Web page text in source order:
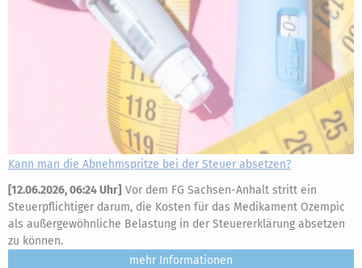
Kann man die Abnehmspritze bei der Steuer absetzen?
[12.06.2026, 06:24 Uhr] Vor dem FG Sachsen-Anhalt stritt ein
Steuerpflichtiger darum, die Kosten für das Medikament Ozempic
als außergewöhnliche Belastung in der Steuererklärung absetzen
zu können.
mehr